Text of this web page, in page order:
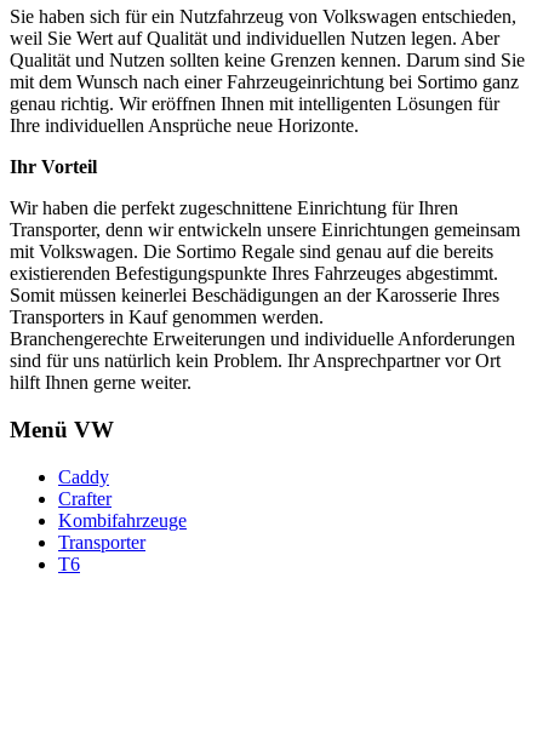
Sie haben sich für ein Nutzfahrzeug von Volkswagen entschieden,
weil Sie Wert auf Qualität und individuellen Nutzen legen. Aber
Qualität und Nutzen sollten keine Grenzen kennen. Darum sind Sie
mit dem Wunsch nach einer Fahrzeugeinrichtung bei Sortimo ganz
genau richtig. Wir eröffnen Ihnen mit intelligenten Lösungen für
Ihre individuellen Ansprüche neue Horizonte.
Ihr Vorteil
Wir haben die perfekt zugeschnittene Einrichtung für Ihren
Transporter, denn wir entwickeln unsere Einrichtungen gemeinsam
mit Volkswagen. Die Sortimo Regale sind genau auf die bereits
existierenden Befestigungspunkte Ihres Fahrzeuges abgestimmt.
Somit müssen keinerlei Beschädigungen an der Karosserie Ihres
Transporters in Kauf genommen werden.
Branchengerechte Erweiterungen und individuelle Anforderungen
sind für uns natürlich kein Problem. Ihr Ansprechpartner vor Ort
hilft Ihnen gerne weiter.
Menü VW
Caddy
Crafter
Kombifahrzeuge
Transporter
T6